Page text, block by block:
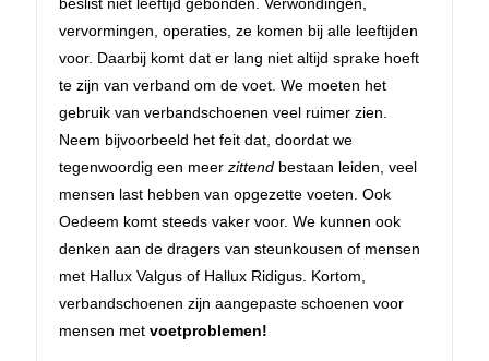
vervormingen, operaties, ze komen bij alle leeftijden
voor. Daarbij komt dat er lang niet altijd sprake hoeft
te zijn van verband om de voet. We moeten het
gebruik van verbandschoenen veel ruimer zien.
Neem bijvoorbeeld het feit dat, doordat we
tegenwoordig een meer zittend bestaan leiden, veel
mensen last hebben van opgezette voeten. Ook
Oedeem komt steeds vaker voor. We kunnen ook
denken aan de dragers van steunkousen of mensen
met Hallux Valgus of Hallux Ridigus. Kortom,
verbandschoenen zijn aangepaste schoenen voor
mensen met voetproblemen!